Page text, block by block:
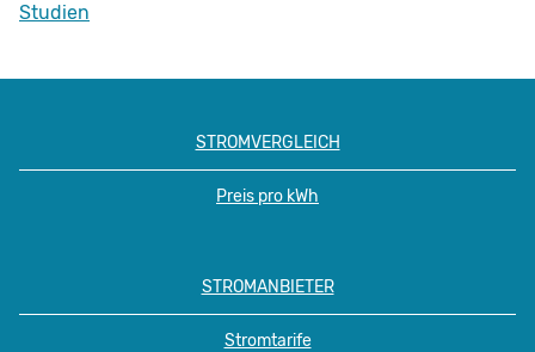
Studien
STROMVERGLEICH
Preis pro kWh
STROMANBIETER
Stromtarife